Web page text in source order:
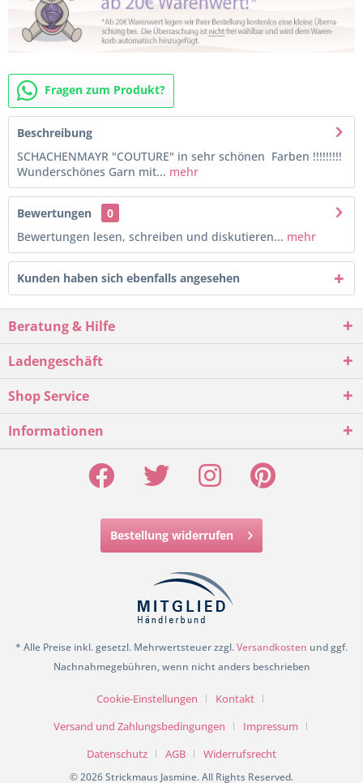
Fragen zum Produkt?
Beschreibung
SCHACHENMAYR "COUTURE" in sehr schönen Farben !!!!!!!!!
Wunderschönes Garn mit... mehr
Bewertungen
0
Bewertungen lesen, schreiben und diskutieren... mehr
Kunden haben sich ebenfalls angesehen
Beratung & Hilfe
Ladengeschäft
Shop Service
Informationen
Bestellung widerrufen
* Alle Preise inkl. gesetzl. Mehrwertsteuer zzgl.Versandkosten und ggf.
Nachnahmegebühren, wenn nicht anders beschrieben
Cookie-Einstellungen
Kontakt
Versand und Zahlungsbedingungen
Impressum
Datenschutz
AGB Widerrufsrecht
© 2026 Strickmaus Jasmine. All Rights Reserved.